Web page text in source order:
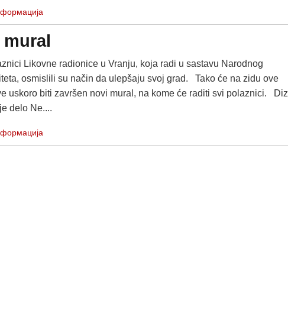
Likovne radionice u Vranju, koja radi u sastavu Narodnog
osmislili su način da ulepšaju svoj grad. Tako će na zidu ove
uskoro biti završen novi mural, na kome će raditi svi polaznici.
delo Ne....